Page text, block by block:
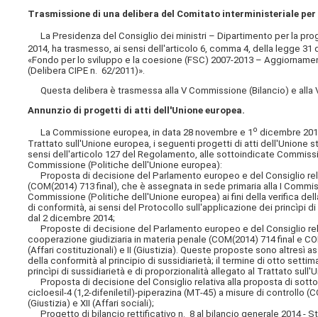
Trasmissione di una delibera del Comitato interministeriale
La Presidenza del Consiglio dei ministri – Dipartimento per la
2014, ha trasmesso, ai sensi dell'articolo 6, comma 4, della legge 31
«Fondo per lo sviluppo e la coesione (FSC) 2007-2013 –
(Delibera CIPE n. 62/2011)».
Questa delibera è trasmessa alla V Commissione (Bilancio) e alla
Annunzio di progetti di atti dell'Unione europea.
La Commissione europea, in data 28 novembre e 1 o dicembre
Trattato sull'Unione europea, i seguenti progetti di atti dell'Unione
sensi dell'articolo 127 del Regolamento, alle sottoindicate
Commissione (Politiche dell'Unione europea):
Proposta di decisione del Parlamento europeo e del Consiglio
(COM(2014) 713 final), che è assegnata in sede primaria alla I
Commissione (Politiche dell'Unione europea) ai fini della verifica
di conformità, ai sensi del Protocollo sull'applicazione dei princìpi
dal 2 dicembre 2014;
Proposte di decisione del Parlamento europeo e del Consiglio
cooperazione giudiziaria in materia penale (COM(2014) 714 final e
(Affari costituzionali) e II (Giustizia). Queste proposte sono altresì
della conformità al principio di sussidiarietà; il termine di otto
princìpi di sussidiarietà e di proporzionalità allegato al Trattato
Proposta di decisione del Consiglio relativa alla proposta di
cicloesil-4 (1,2-difeniletil)-piperazina (MT-45) a misure di controllo
(Giustizia) e XII (Affari sociali);
Progetto di bilancio rettificativo n. 8 al bilancio generale 2014 -